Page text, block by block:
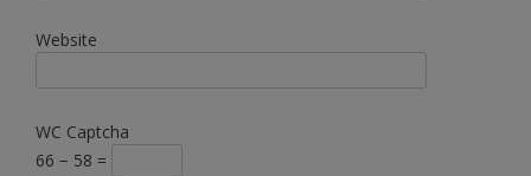
Website
WC Captcha
66 − 58 =